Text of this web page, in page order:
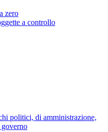
zero
a controllo
politici, di amministrazione,